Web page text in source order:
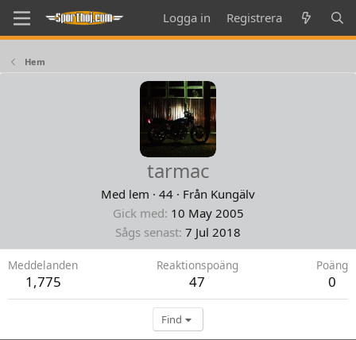
Logga in Registrera
Hem
tarmac
Med lem · 44 · Från Kungälv
Gick med 10 May 2005
Sågs senast 7 Jul 2018
Meddelanden
1,775
Reaktionspoäng
47
Poäng
0
Find